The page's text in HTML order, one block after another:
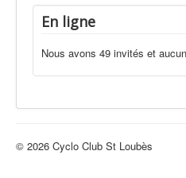
En ligne
Nous avons 49 invités et
© 2026 Cyclo Club St Loubès